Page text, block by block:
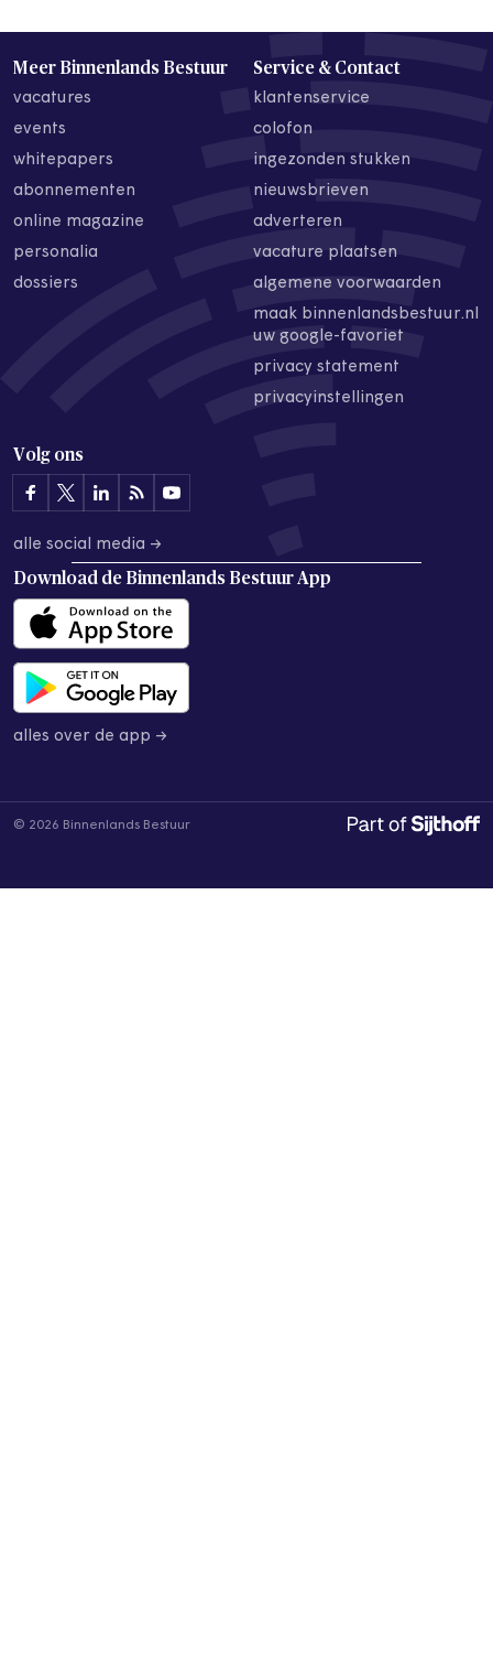
Meer Binnenlands Bestuur
vacatures
events
whitepapers
abonnementen
online magazine
personalia
dossiers
Service & Contact
klantenservice
colofon
ingezonden stukken
nieuwsbrieven
adverteren
vacature plaatsen
algemene voorwaarden
maak binnenlandsbestuur.nl
uw google-favoriet
privacy statement
privacyinstellingen
Volg ons
alle social media →
Download de Binnenlands Bestuur App
alles over de app →
© 2026 Binnenlands Bestuur